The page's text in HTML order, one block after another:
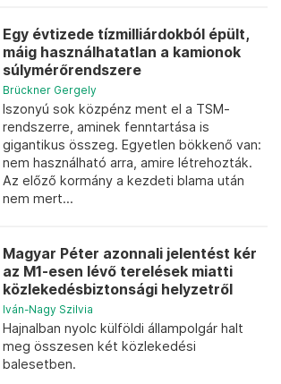
Egy évtizede tízmilliárdokból épült,
máig használhatatlan a kamionok
súlymérőrendszere
Brückner Gergely
Iszonyú sok közpénz ment el a TSM-
rendszerre, aminek fenntartása is
gigantikus összeg. Egyetlen bökkenő van:
nem használható arra, amire létrehozták.
Az előző kormány a kezdeti blama után
nem mert...
Magyar Péter azonnali jelentést kér
az M1-esen lévő terelések miatti
közlekedésbiztonsági helyzetről
Iván-Nagy Szilvia
Hajnalban nyolc külföldi állampolgár halt
meg összesen két közlekedési
balesetben.